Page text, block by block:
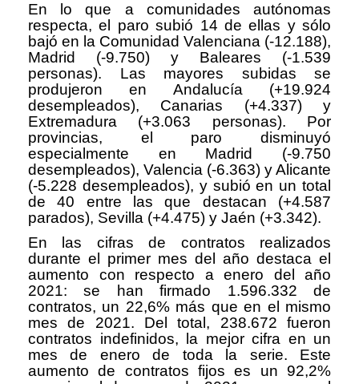
En lo que a comunidades autónomas
respecta, el paro subió 14 de ellas y sólo
bajó en la Comunidad Valenciana (-12.188),
Madrid (-9.750) y Baleares (-1.539
personas). Las mayores subidas se
produjeron en Andalucía (+19.924
desempleados), Canarias (+4.337) y
Extremadura (+3.063 personas). Por
provincias, el paro disminuyó
especialmente en Madrid (-9.750
desempleados), Valencia (-6.363) y Alicante
(-5.228 desempleados), y subió en un total
de 40 entre las que destacan (+4.587
parados), Sevilla (+4.475) y Jaén (+3.342).
En las cifras de contratos realizados
durante el primer mes del año destaca el
aumento con respecto a enero del año
2021: se han firmado 1.596.332 de
contratos, un 22,6% más que en el mismo
mes de 2021. Del total, 238.672 fueron
contratos indefinidos, la mejor cifra en un
mes de enero de toda la serie. Este
aumento de contratos fijos es un 92,2%